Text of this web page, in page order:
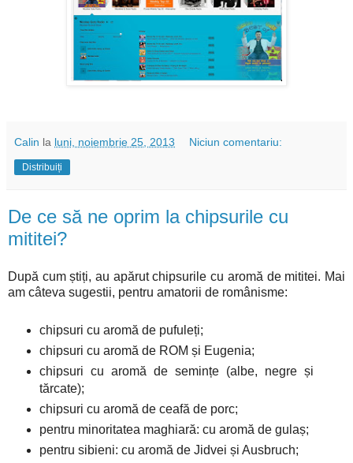
Calin la luni, noiembrie 25, 2013 Niciun comentariu:
Distribuiți
De ce să ne oprim la chipsurile cu
mititei?
După cum știți, au apărut chipsurile cu aromă de mititei. Mai
am câteva sugestii, pentru amatorii de românisme:
chipsuri cu aromă de pufuleți;
chipsuri cu aromă de ROM și Eugenia;
chipsuri cu aromă de semințe (albe, negre și
tărcate);
chipsuri cu aromă de ceafă de porc;
pentru minoritatea maghiară: cu aromă de gulaș;
pentru sibieni: cu aromă de Jidvei și Ausbruch;